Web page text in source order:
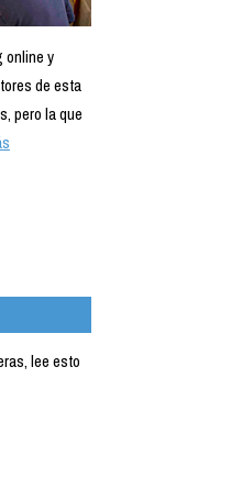
online y
de esta
pero la que
lee esto